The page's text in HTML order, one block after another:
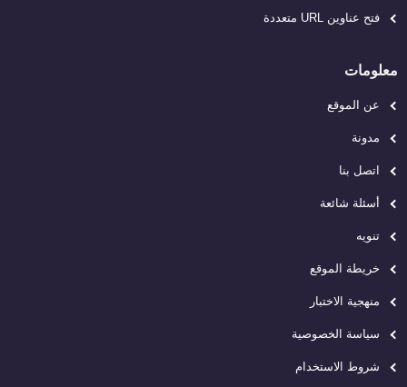
فتح عناوين URL متعددة
معلومات
عن الموقع
مدونة
اتصل بنا
أسئلة شائعة
تنويه
خريطة الموقع
منهجية الاختبار
سياسة الخصوصية
شروط الاستخدام